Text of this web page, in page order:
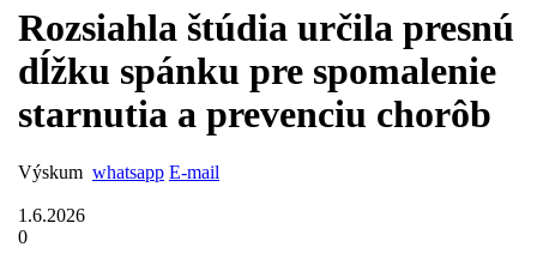
Rozsiahla štúdia určila presnú
dĺžku spánku pre spomalenie
starnutia a prevenciu chorôb
Výskum whatsapp E-mail
1.6.2026
0